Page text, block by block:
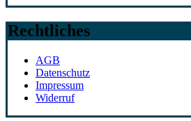
Rechtliches
AGB
Datenschutz
Impressum
Widerruf